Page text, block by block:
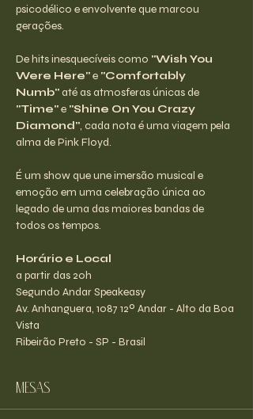
psicodélico e envolvente que marcou
gerações.
De hits inesquecíveis como "Wish You
Were Here" e "Comfortably
Numb" até as atmosferas únicas de
"Time" e "Shine On You Crazy
Diamond", cada nota é uma viagem pela
alma de Pink Floyd.
É um show que une imersão musical e
emoção em uma celebração única ao
legado de uma das maiores bandas de
todos os tempos.
Horário e Local
a partir das 20h
Segundo Andar Speakeasy
Av. Anhanguera, 1087 12º Andar - Alto da Boa
Vista
Ribeirão Preto - SP - Brasil
Mesas